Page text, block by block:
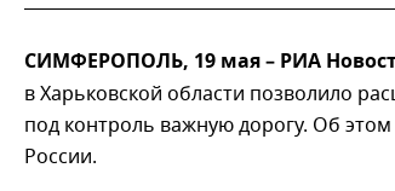
СИМФЕРОПОЛЬ, 19 мая – РИА
в Харьковской области позволило
под контроль важную дорогу. Об
России.